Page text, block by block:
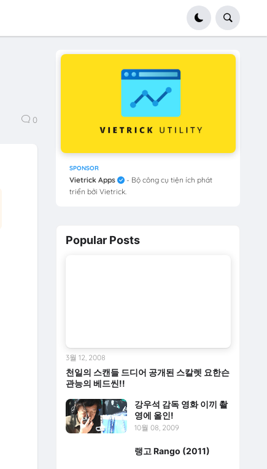
0
SPONSOR
Vietrick Apps
- Bộ công cụ tiện ích phát
triển bởi Vietrick.
Popular Posts
천일의 스캔들 드디어 공개된 스칼렛 요한슨
관능의 베드씬!!
3월 12, 2008
강우석 감독 영화 이끼 촬
영에 올인!
10월 08, 2009
랭고 Rango (2011)